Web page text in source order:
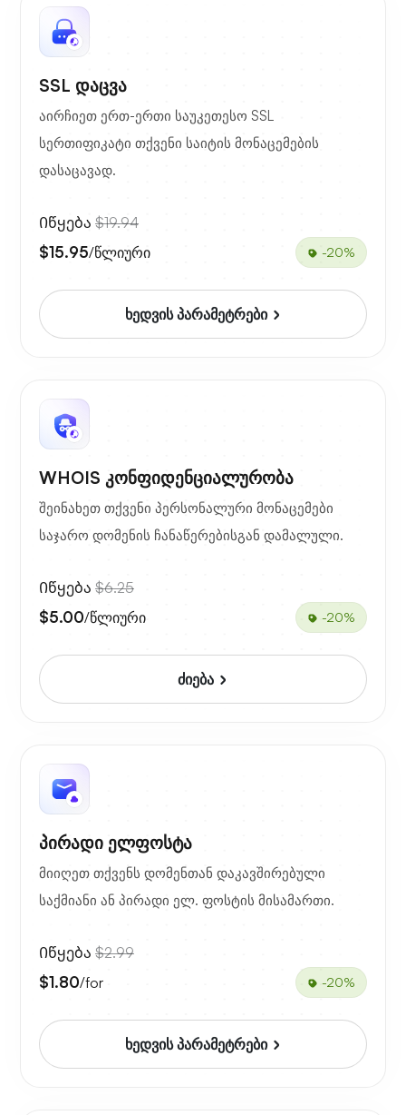
SSL დაცვა
აირჩიეთ ერთ-ერთი საუკეთესო SSL
სერთიფიკატი თქვენი საიტის მონაცემების
დასაცავად.
Იწყება $19.94
$15.95/წლიური -20%
ხედვის პარამეტრები
WHOIS კონფიდენციალურობა
შეინახეთ თქვენი პერსონალური მონაცემები
საჯარო დომენის ჩანაწერებისგან დამალული.
Იწყება $6.25
$5.00/წლიური -20%
ძიება
პირადი ელფოსტა
მიიღეთ თქვენს დომენთან დაკავშირებული
საქმიანი ან პირადი ელ. ფოსტის მისამართი.
Იწყება $2.99
$1.80/for -20%
ხედვის პარამეტრები